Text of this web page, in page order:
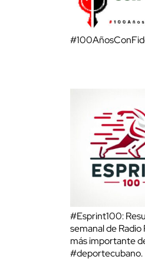
#Esprint100:
semanal de Radio
más importante
#deportecubano.